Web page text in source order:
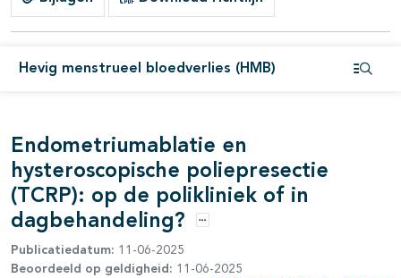
Hevig menstrueel bloedverlies (HMB)
open- en dichtklappen
open- en dichtklappen
Endometriumablatie en
hysteroscopische poliepresectie
(TCRP): op de polikliniek of in
dagbehandeling?
Opties
Publicatiedatum: 11-06-2025
Beoordeeld op geldigheid: 11-06-2025